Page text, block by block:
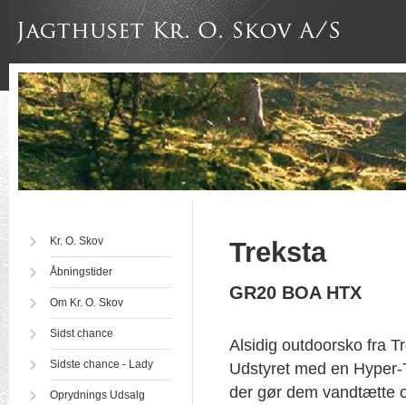
Kr. O. Skov
Åbningstider
Om Kr. O. Skov
Sidst chance
Sidste chance - Lady
Oprydnings Udsalg
Treksta
GR20 BOA HTX
Alsidig outdoorsko fra
Udstyret med en
der gør dem vandtætte